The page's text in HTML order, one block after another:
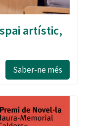
artístic,
Saber-ne més